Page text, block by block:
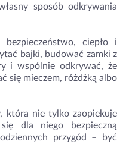
sposób odkrywania
ciepło i
bajki, budować zamki z
i wspólnie odkrywać, że
się mieczem, różdżką albo
która nie tylko zaopiekuje
dla niego bezpieczną
przygód – być